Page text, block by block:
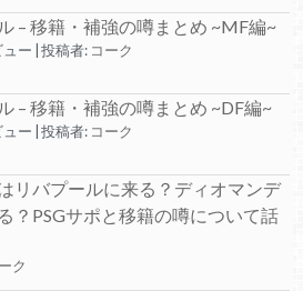
– 移籍・補強の噂まとめ ~MF編~
ュー 投稿者: コーク
– 移籍・補強の噂まとめ ~DF編~
ュー 投稿者: コーク
リバプールに来る？ディオマンデ
？PSGサポと移籍の噂について話
ク